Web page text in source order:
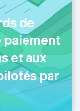
de
paiement
et aux
par